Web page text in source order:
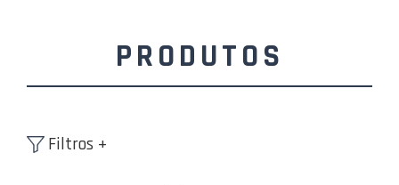
PRODUTOS
Filtros +